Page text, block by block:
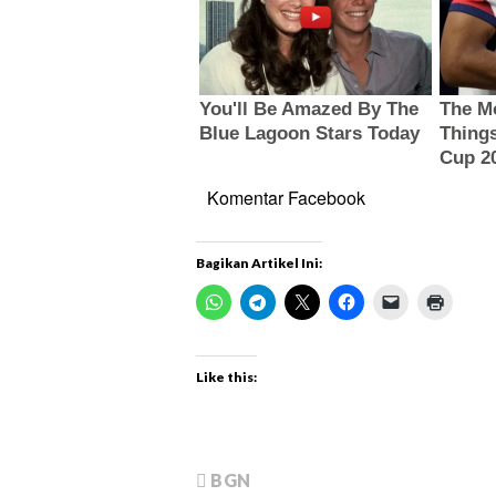
Komentar Facebook
Bagikan Artikel Ini:
Like this:
BGN